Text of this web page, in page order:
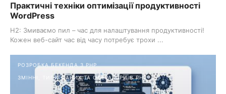
Практичні техніки оптимізації продуктивності
WordPress
H2: Змиваємо пил – час для налаштування продуктивності!
Кожен веб-сайт час від часу потребує трохи ...
РОЗРОБКА БЕКЕНДА З PHP
ЗМІННІ, ТИПИ ДАНИХ ТА ОПЕРАТОРИ В PHP